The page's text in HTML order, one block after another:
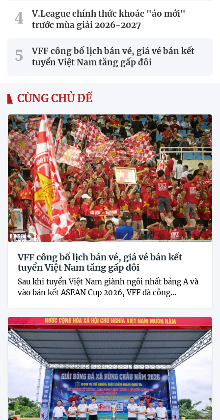
V.League chính thức khoác "áo mới"
trước mùa giải 2026-2027
VFF công bố lịch bán vé, giá vé bán kết
tuyển Việt Nam tăng gấp đôi
CÙNG CHỦ ĐỀ
VFF công bố lịch bán vé, giá vé bán kết
tuyển Việt Nam tăng gấp đôi
Sau khi tuyển Việt Nam giành ngôi nhất bảng A và
vào bán kết ASEAN Cup 2026, VFF đã công...